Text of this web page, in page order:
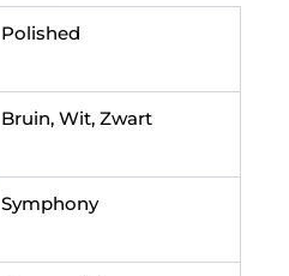
Polished
Bruin, Wit, Zwart
Symphony